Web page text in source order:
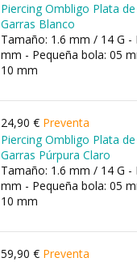
Piercing Ombligo Plata
Garras Blanco
Tamaño: 1.6 mm / 14 G -
mm - Pequeña bola: 05
10 mm
24,90 € Preventa
Piercing Ombligo Plata
Garras Púrpura Claro
Tamaño: 1.6 mm / 14 G -
mm - Pequeña bola: 05
10 mm
59,90 € Preventa